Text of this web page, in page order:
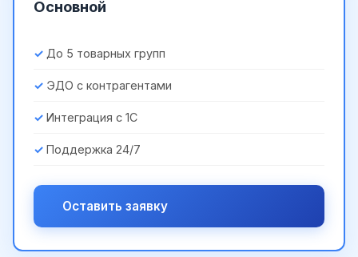
Основной
До 5 товарных групп
ЭДО с контрагентами
Интеграция с 1С
Поддержка 24/7
Оставить заявку